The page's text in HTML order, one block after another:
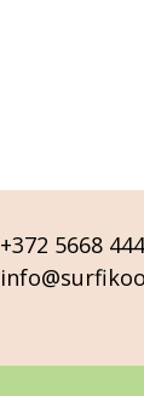
+372 5668